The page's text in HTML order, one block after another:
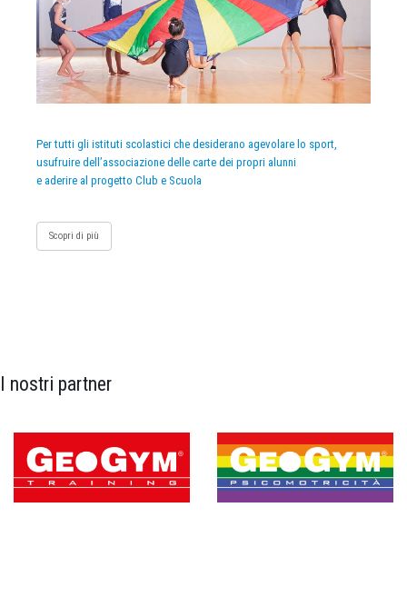
Per tutti gli istituti scolastici che desiderano agevolare lo sport,
usufruire dell’associazione delle carte dei propri alunni
e aderire al progetto Club e Scuola
Scopri di più
I nostri partner